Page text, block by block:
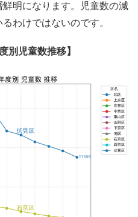
明になります。児童数の減
わけではないのです。
別児童数推移】